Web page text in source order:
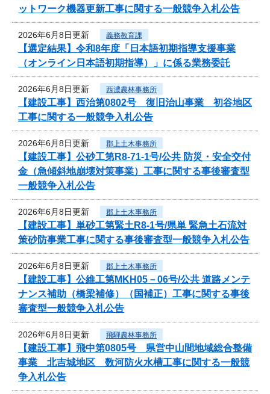
ットワーク機器更新工事に関する一般競争入札公告
2026年6月8日更新 義務教育課
【選定結果】令和8年度「日本語初期指導支援事業
（オンライン日本語初期指導）」に係る業務委託
2026年6月8日更新 西濃農林事務所
【建設工事】西治第0802号 復旧治山事業 初谷地区
工事に関する一般競争入札公告
2026年6月8日更新 郡上土木事務所
【建設工事】公砂工第R8-71-1号/公共 防災・安全交付
金（急傾斜地崩壊対策事業）工事に関する事後審査型
一般競争入札公告
2026年6月8日更新 郡上土木事務所
【建設工事】単砂工第緊土R8-1号/県単 緊急土石流対
策砂防事業工事に関する事後審査型一般競争入札公告
2026年6月8日更新 郡上土木事務所
【建設工事】公維工第MKH05－06号/公共 道路メンテ
ナンス補助（橋梁補修）（国補正）工事に関する事後
審査型一般競争入札公告
2026年6月8日更新 飛騨農林事務所
【建設工事】飛中第0805号 県営中山間地域総合整備
事業 北吉城地区 数河防火水槽工事に関する一般競
争入札公告